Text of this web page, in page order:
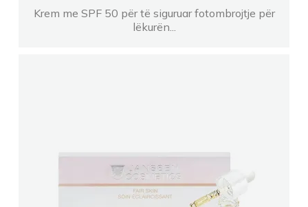
Krem me SPF 50 për të siguruar fotombrojtje për
lëkurën...